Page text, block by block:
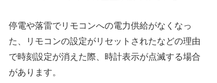
停電や落雷でリモコンへの電力供給がなくなっ
た、リモコンの設定がリセットされたなどの理由
で時刻設定が消えた際、時計表示が点滅する場合
があります。